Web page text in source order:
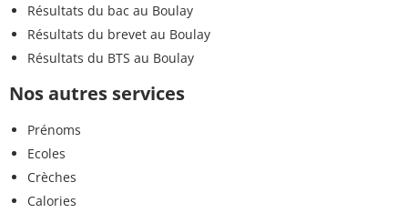
Résultats du bac au Boulay
Résultats du brevet au Boulay
Résultats du BTS au Boulay
Nos autres services
Prénoms
Ecoles
Crèches
Calories